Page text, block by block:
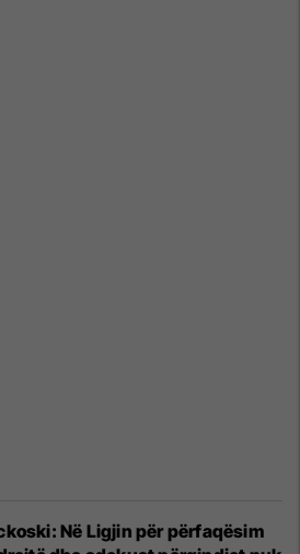
Në Ligjin për përfaqësim